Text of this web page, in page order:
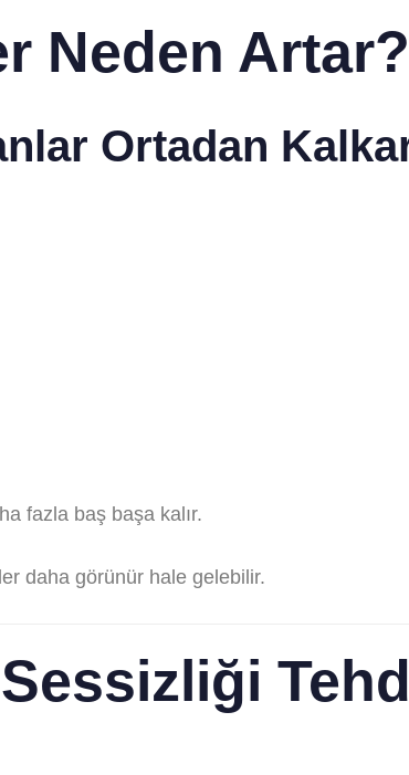
Neden Artar?
Ortadan
fazla baş başa kalır.
daha görünür hale gelebilir.